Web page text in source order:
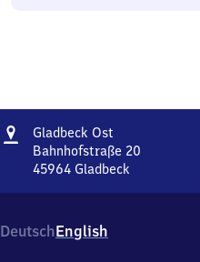
Adresse
Gladbeck Ost
Ost
Bahnhofstraße 20
45964 Gladbeck
Bahnhofstraße
20,
DeutschEnglish